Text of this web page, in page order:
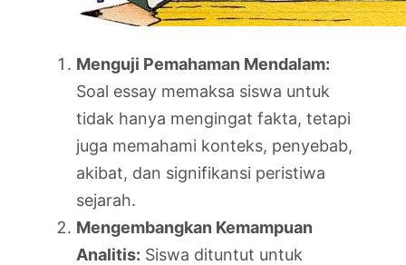
Menguji Pemahaman Mendalam:
Soal essay memaksa siswa untuk
tidak hanya mengingat fakta, tetapi
juga memahami konteks, penyebab,
akibat, dan signifikansi peristiwa
sejarah.
Mengembangkan Kemampuan
Analitis: Siswa dituntut untuk